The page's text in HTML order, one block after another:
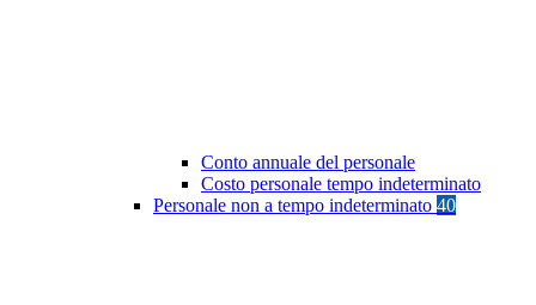
Conto annuale del personale
Costo personale tempo indeterminato
Personale non a tempo indeterminato 40